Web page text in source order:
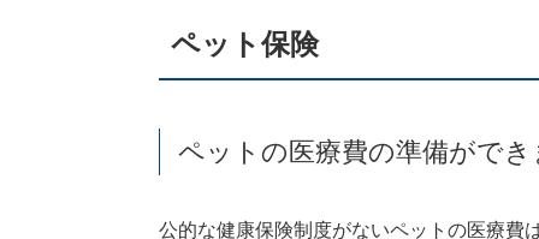
ペット保険
ペットの医療費の準備ができ
公的な健康保険制度がないペットの医療費